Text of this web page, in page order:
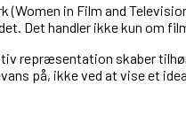
(Women in Film and
Det handler ikke kun om
repræsentation skaber
på, ikke ved at vise et